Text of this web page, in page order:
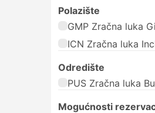
Polazište
GMP Zračna luka
ICN Zračna luka
Odredište
PUS Zračna luka
Mogućnosti